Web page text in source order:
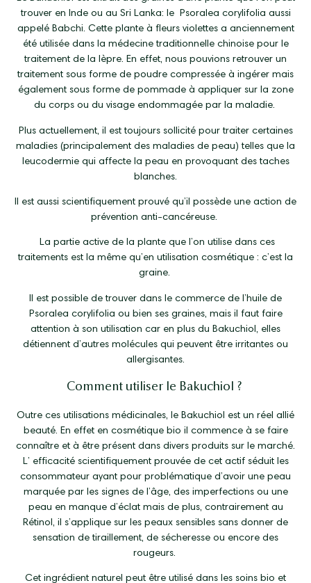
trouver en Inde ou au Sri Lanka: le Psoralea corylifolia aussi
appelé Babchi. Cette plante à fleurs violettes a anciennement
été utilisée dans la médecine traditionnelle chinoise pour le
traitement de la lèpre. En effet, nous pouvions retrouver un
traitement sous forme de poudre compressée à ingérer mais
également sous forme de pommade à appliquer sur la zone
du corps ou du visage endommagée par la maladie.
Plus actuellement, il est toujours sollicité pour traiter certaines
maladies (principalement des maladies de peau) telles que la
leucodermie qui affecte la peau en provoquant des taches
blanches.
Il est aussi scientifiquement prouvé qu’il possède une action de
prévention anti-cancéreuse.
La partie active de la plante que l’on utilise dans ces
traitements est la même qu’en utilisation cosmétique : c’est la
graine.
Il est possible de trouver dans le commerce de l’huile de
Psoralea corylifolia ou bien ses graines, mais il faut faire
attention à son utilisation car en plus du Bakuchiol, elles
détiennent d’autres molécules qui peuvent être irritantes ou
allergisantes.
Comment utiliser le Bakuchiol ?
Outre ces utilisations médicinales, le Bakuchiol est un réel allié
beauté. En effet en cosmétique bio il commence à se faire
connaître et à être présent dans divers produits sur le marché.
L’ efficacité scientifiquement prouvée de cet actif séduit les
consommateur ayant pour problématique d’avoir une peau
marquée par les signes de l’âge, des imperfections ou une
peau en manque d’éclat mais de plus, contrairement au
Rétinol, il s’applique sur les peaux sensibles sans donner de
sensation de tiraillement, de sécheresse ou encore des
rougeurs.
Cet ingrédient naturel peut être utilisé dans les soins bio et